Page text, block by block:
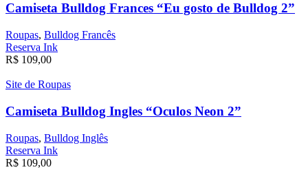
Camiseta Bulldog Frances “Eu gosto de Bulldog 2”
Roupas, Bulldog Francês
Reserva Ink
R$ 109,00
Site de Roupas
Camiseta Bulldog Ingles “Oculos Neon 2”
Roupas, Bulldog Inglês
Reserva Ink
R$ 109,00